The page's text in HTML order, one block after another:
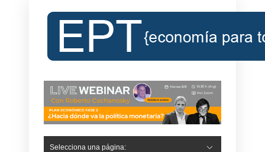
Selecciona una página: